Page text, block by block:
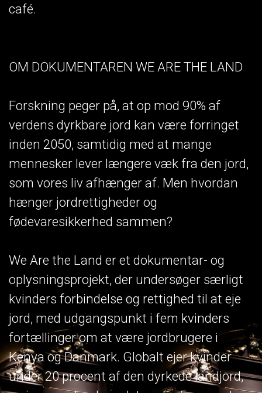
café.
OM DOKUMENTAREN WE ARE THE LAND
Forskning peger på, at op mod 90% af
verdens dyrkbare jord kan være forringet
inden 2050, samtidig med at mange
mennesker lever længere væk fra den jord,
som vores liv afhænger af. Men hvordan
hænger jordrettigheder og
fødevaresikkerhed sammen?
We Are the Land er et dokumentar- og
oplysningsprojekt, der undersøger særligt
kvinders forbindelse og rettighed til at eje
jord, med udgangspunkt i fem kvinders
fortællinger om at være jordbrugere i
Kenya og Danmark. Globalt ejer kvinder
under 20 procent af den dyrkede landjord,